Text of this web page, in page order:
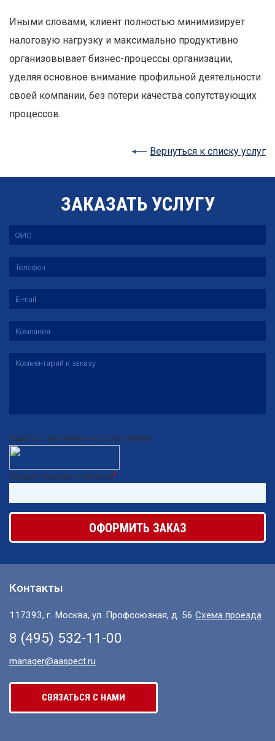
Иными словами, клиент полностью минимизирует
налоговую нагрузку и максимально продуктивно
организовывает бизнес-процессы организации,
уделяя основное внимание профильной деятельности
своей компании, без потери качества сопутствующих
процессов.
Вернуться к списку услуг
ЗАКАЗАТЬ УСЛУГУ
Защита от автоматического заполнения
Введите символы с картинки*
Контакты
117393, г. Москва, ул. Профсоюзная, д. 56 Схема проезда
8 (495) 532-11-00
manager@aaspect.ru
СВЯЗАТЬСЯ С НАМИ